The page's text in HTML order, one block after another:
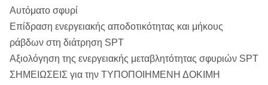
Αυτόματο σφυρί
Επίδραση ενεργειακής αποδοτικότητας και μήκους
ράβδων στη διάτρηση SPT
Αξιολόγηση της ενεργειακής μεταβλητότητας σφυριών SPT
ΣΗΜΕΙΩΣΕΙΣ για την ΤΥΠΟΠΟΙΗΜΕΝΗ ΔΟΚΙΜΗ